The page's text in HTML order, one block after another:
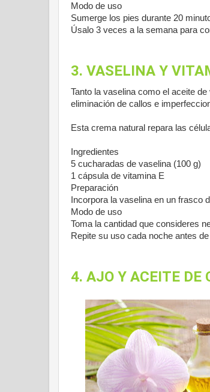
Modo de uso
Sumerge los pies durante 20
Úsalo 3 veces a la semana para
3. VASELINA Y
Tanto la vaselina como el aceite
eliminación de callos e
Esta crema natural repara las
Ingredientes
5 cucharadas de vaselina (100 g)
1 cápsula de vitamina E
Preparación
Incorpora la vaselina en un frasco
Modo de uso
Toma la cantidad que consideres
Repite su uso cada noche antes
4. AJO Y ACEITE DE